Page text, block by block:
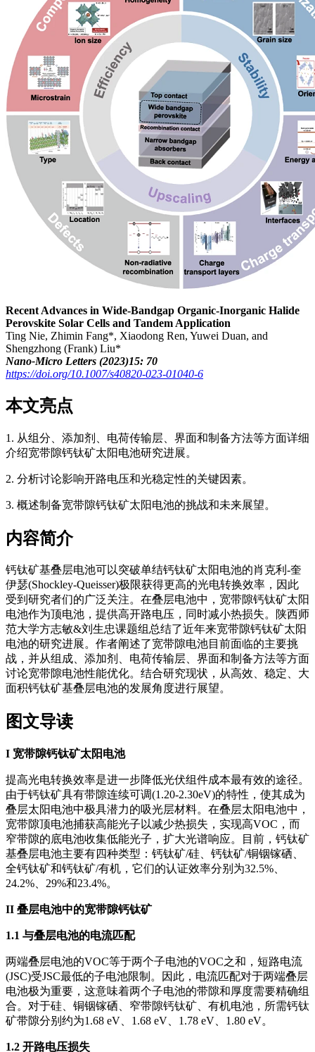
Recent Advances in Wide-Bandgap Organic-Inorganic Halide
Perovskite Solar Cells and Tandem Application
Ting Nie, Zhimin Fang*, Xiaodong Ren, Yuwei Duan, and
Shengzhong (Frank) Liu*
Nano-Micro Letters (2023)15: 70
https://doi.org/10.1007/s40820-023-01040-6
本文亮点
1. 从组分、添加剂、电荷传输层、界面和制备方法等方面详细
介绍宽带隙钙钛矿太阳电池研究进展。
2. 分析讨论影响开路电压和光稳定性的关键因素。
3. 概述制备宽带隙钙钛矿太阳电池的挑战和未来展望。
内容简介
钙钛矿基叠层电池可以突破单结钙钛矿太阳电池的肖克利-奎
伊瑟(Shockley-Queisser)极限获得更高的光电转换效率，因此
受到研究者们的广泛关注。在叠层电池中，宽带隙钙钛矿太阳
电池作为顶电池，提供高开路电压，同时减小热损失。陕西师
范大学方志敏&刘生忠课题组总结了近年来宽带隙钙钛矿太阳
电池的研究进展。作者阐述了宽带隙电池目前面临的主要挑
战，并从组成、添加剂、电荷传输层、界面和制备方法等方面
讨论宽带隙电池性能优化。结合研究现状，从高效、稳定、大
面积钙钛矿基叠层电池的发展角度进行展望。
图文导读
I 宽带隙钙钛矿太阳电池
提高光电转换效率是进一步降低光伏组件成本最有效的途径。
由于钙钛矿具有带隙连续可调(1.20-2.30eV)的特性，使其成为
叠层太阳电池中极具潜力的吸光层材料。在叠层太阳电池中，
宽带隙顶电池捕获高能光子以减少热损失，实现高VOC，而
窄带隙的底电池收集低能光子，扩大光谱响应。目前，钙钛矿
基叠层电池主要有四种类型：钙钛矿/硅、钙钛矿/铜铟镓硒、
全钙钛矿和钙钛矿/有机，它们的认证效率分别为32.5%、
24.2%、29%和23.4%。
II 叠层电池中的宽带隙钙钛矿
1.1 与叠层电池的电流匹配
两端叠层电池的VOC等于两个子电池的VOC之和，短路电流
(JSC)受JSC最低的子电池限制。因此，电流匹配对于两端叠层
电池极为重要，这意味着两个子电池的带隙和厚度需要精确组
合。对于硅、铜铟镓硒、窄带隙钙钛矿、有机电池，所需钙钛
矿带隙分别约为1.68 eV、1.68 eV、1.78 eV、1.80 eV。
1.2 开路电压损失